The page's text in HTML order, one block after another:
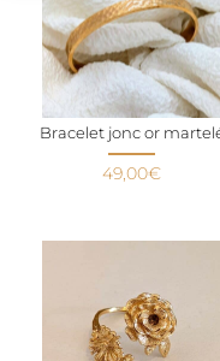
Bracelet jonc or
49,00€